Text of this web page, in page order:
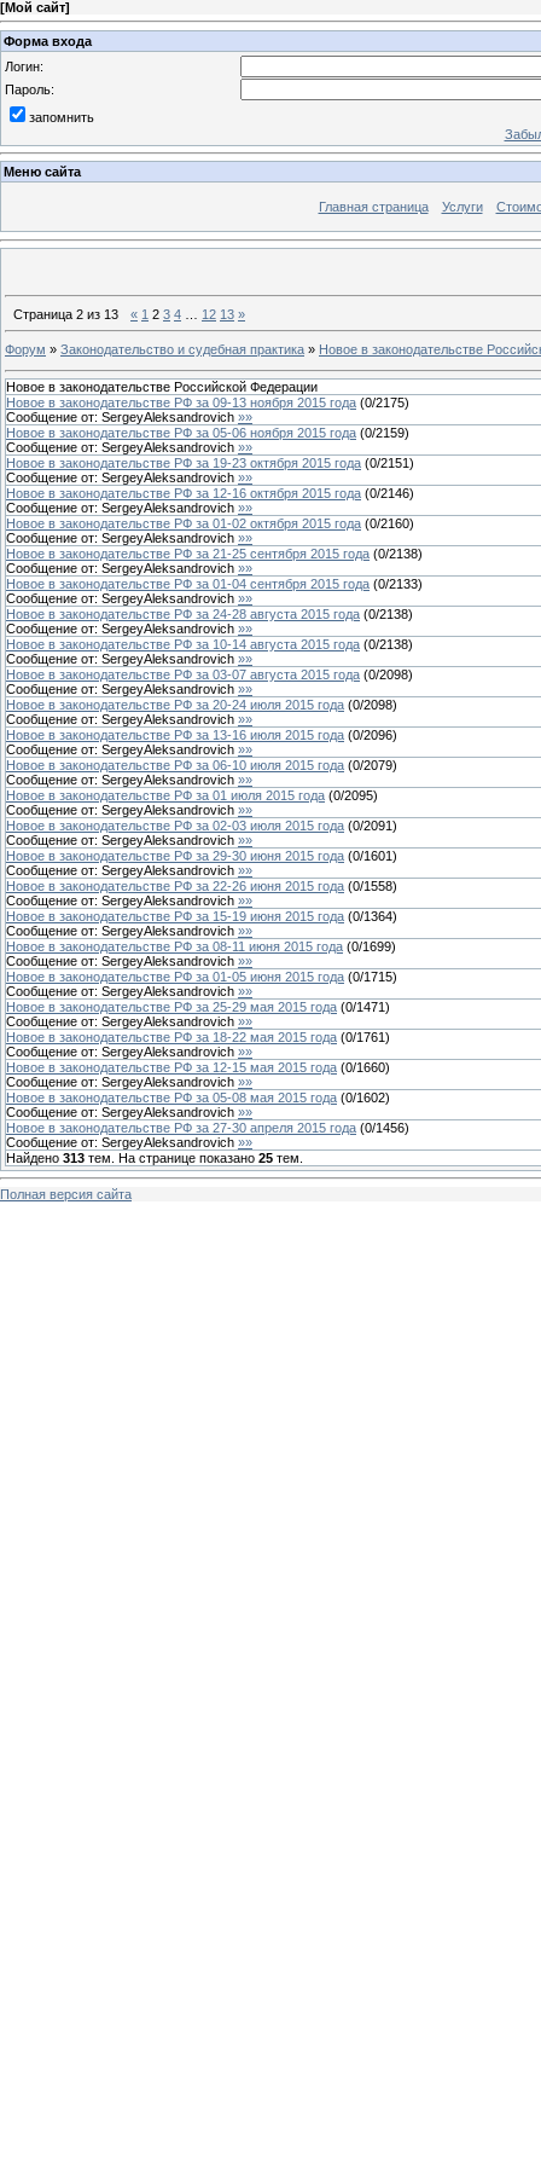
[Мой сайт]
Форма входа
Логин:
Пароль:
запомнить
Меню сайта
Главная страница Услуги
Страница 2 из 13 « 1 2 3 4 12 13 »
Форум » Законодательство и судебная практика » Новое в законодательстве
Новое в законодательстве Российской Федерации
Новое в законодательстве РФ за 09-13 ноября 2015 года (0/2175)
Сообщение от: SergeyAleksandrovich »»
Новое в законодательстве РФ за 05-06 ноября 2015 года (0/2159)
Сообщение от: SergeyAleksandrovich »»
Новое в законодательстве РФ за 19-23 октября 2015 года (0/2151)
Сообщение от: SergeyAleksandrovich »»
Новое в законодательстве РФ за 12-16 октября 2015 года (0/2146)
Сообщение от: SergeyAleksandrovich »»
Новое в законодательстве РФ за 01-02 октября 2015 года (0/2160)
Сообщение от: SergeyAleksandrovich »»
Новое в законодательстве РФ за 21-25 сентября 2015 года (0/2138)
Сообщение от: SergeyAleksandrovich »»
Новое в законодательстве РФ за 01-04 сентября 2015 года (0/2133)
Сообщение от: SergeyAleksandrovich »»
Новое в законодательстве РФ за 24-28 августа 2015 года (0/2138)
Сообщение от: SergeyAleksandrovich »»
Новое в законодательстве РФ за 10-14 августа 2015 года (0/2138)
Сообщение от: SergeyAleksandrovich »»
Новое в законодательстве РФ за 03-07 августа 2015 года (0/2098)
Сообщение от: SergeyAleksandrovich »»
Новое в законодательстве РФ за 20-24 июля 2015 года (0/2098)
Сообщение от: SergeyAleksandrovich »»
Новое в законодательстве РФ за 13-16 июля 2015 года (0/2096)
Сообщение от: SergeyAleksandrovich »»
Новое в законодательстве РФ за 06-10 июля 2015 года (0/2079)
Сообщение от: SergeyAleksandrovich »»
Новое в законодательстве РФ за 01 июля 2015 года (0/2095)
Сообщение от: SergeyAleksandrovich »»
Новое в законодательстве РФ за 02-03 июля 2015 года (0/2091)
Сообщение от: SergeyAleksandrovich »»
Новое в законодательстве РФ за 29-30 июня 2015 года (0/1601)
Сообщение от: SergeyAleksandrovich »»
Новое в законодательстве РФ за 22-26 июня 2015 года (0/1558)
Сообщение от: SergeyAleksandrovich »»
Новое в законодательстве РФ за 15-19 июня 2015 года (0/1364)
Сообщение от: SergeyAleksandrovich »»
Новое в законодательстве РФ за 08-11 июня 2015 года (0/1699)
Сообщение от: SergeyAleksandrovich »»
Новое в законодательстве РФ за 01-05 июня 2015 года (0/1715)
Сообщение от: SergeyAleksandrovich »»
Новое в законодательстве РФ за 25-29 мая 2015 года (0/1471)
Сообщение от: SergeyAleksandrovich »»
Новое в законодательстве РФ за 18-22 мая 2015 года (0/1761)
Сообщение от: SergeyAleksandrovich »»
Новое в законодательстве РФ за 12-15 мая 2015 года (0/1660)
Сообщение от: SergeyAleksandrovich »»
Новое в законодательстве РФ за 05-08 мая 2015 года (0/1602)
Сообщение от: SergeyAleksandrovich »»
Новое в законодательстве РФ за 27-30 апреля 2015 года (0/1456)
Сообщение от: SergeyAleksandrovich »»
Найдено 313 тем. На странице показано 25 тем.
Полная версия сайта